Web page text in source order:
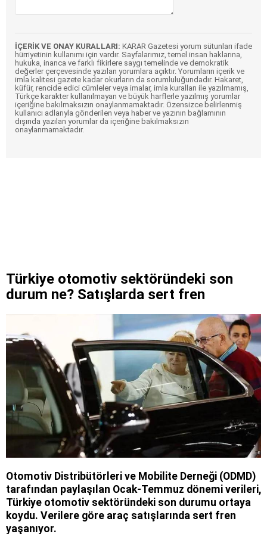
İÇERİK VE ONAY KURALLARI: KARAR Gazetesi yorum sütunları ifade
hürriyetinin kullanımı için vardır. Sayfalarımız, temel insan haklarına,
hukuka, inanca ve farklı fikirlere saygı temelinde ve demokratik
değerler çerçevesinde yazılan yorumlara açıktır. Yorumların içerik ve
imla kalitesi gazete kadar okurların da sorumluluğundadır. Hakaret,
küfür, rencide edici cümleler veya imalar, imla kuralları ile yazılmamış,
Türkçe karakter kullanılmayan ve büyük harflerle yazılmış yorumlar
içeriğine bakılmaksızın onaylanmamaktadır. Özensizce belirlenmiş
kullanıcı adlarıyla gönderilen veya haber ve yazının bağlamının
dışında yazılan yorumlar da içeriğine bakılmaksızın
onaylanmamaktadır.
Türkiye otomotiv sektöründeki son
durum ne? Satışlarda sert fren
Otomotiv Distribütörleri ve Mobilite Derneği (ODMD)
tarafından paylaşılan Ocak-Temmuz dönemi verileri,
Türkiye otomotiv sektöründeki son durumu ortaya
koydu. Verilere göre araç satışlarında sert fren
yaşanıyor.